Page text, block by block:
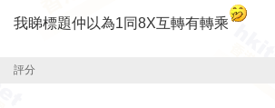
我睇標題仲以為1同8X互轉有轉乘
評分